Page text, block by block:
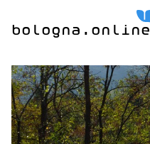
bologna.online